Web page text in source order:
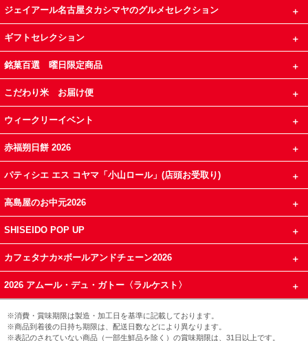
ジェイアール名古屋タカシマヤのグルメセレクション
ギフトセレクション
銘菓百選 曜日限定商品
こだわり米 お届け便
ウィークリーイベント
赤福朔日餅 2026
パティシエ エス コヤマ「小山ロール」(店頭お受取り)
高島屋のお中元2026
SHISEIDO POP UP
カフェタナカ×ボールアンドチェーン2026
2026 アムール・デュ・ガトー〈ラルケスト〉
※消費・賞味期限は製造・加工日を基準に記載しております。
※商品到着後の日持ち期限は、配送日数などにより異なります。
※表記のされていない商品（一部生鮮品を除く）の賞味期限は、31日以上です。